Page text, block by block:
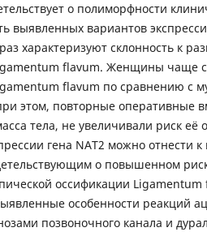
о полиморфности
выявленных вариантов
характеризуют склонность к
flavum. Женщины чаще
flavum по сравнению с
этом, повторные оперативные
тела, не увеличивали риск её
гена NAT2 можно отнести
о повышенном
оссификации Ligamentum
особенности реакций
позвоночного канала и